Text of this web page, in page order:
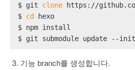
$ git clone https://
$ cd
hexo
$ npm install
$ git submodule update --init
기능 branch를 생성합니다.